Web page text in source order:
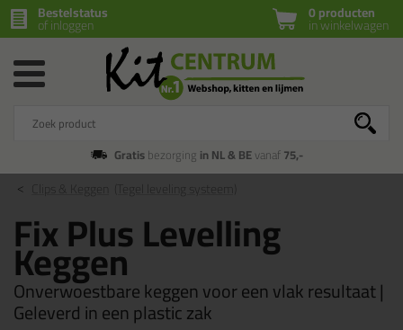
0 producten
in winkelwagen
Bestelstatus
of inloggen
Gratisbezorging in NL & BEvanaf75,-
Fix Plus Levelling
Keggen
Onverwoestbare keggen voor een vlak resultaat |
Geleverd in een plastic zak